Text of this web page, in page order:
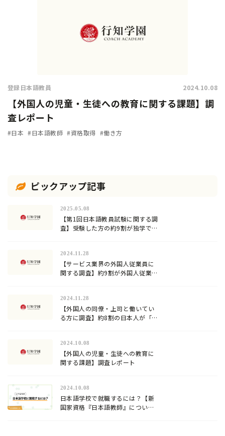
登録日本語教員 2024.10.08
【外国人の児童・生徒への教育に関する課題】調
査レポート
#日本 #日本語教師 #資格取得 #働き方
ピックアップ記事
2025.05.08
【第1回日本語教員試験に関する調
査】受験した方の約9割が独学での
2024.11.28
【サービス業界の外国人従業員に
関する調査】約9割が外国人従業員
員』の需要！
2024.11.28
【外国人の同僚・上司と働いてい
る方に調査】約8割の日本人が「日
2024.10.08
【外国人の児童・生徒への教育に
関する課題】調査レポート
2024.10.08
日本語学校で就職するには？【新
国家資格『日本語教師』について